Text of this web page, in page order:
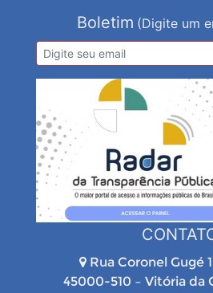
Boletim (Digite um
Rua Coronel Gugé
45000-510 – Vitória da